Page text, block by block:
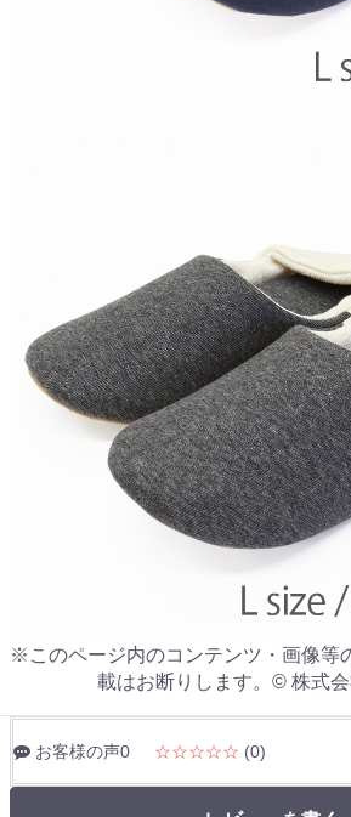
※このページ内のコンテンツ・画像等
載はお断りします。© 株式
お客様の声0 ☆☆☆☆☆ (0)